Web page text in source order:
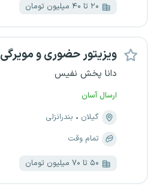
۲۰ تا ۴۰ میلیون تومان
ویزیتور حضوری و مویرگی
دانا پخش نفیس
ارسال آسان
گیلان
بندرانزلی
تمام وقت
۵۰ تا ۷۰ میلیون تومان